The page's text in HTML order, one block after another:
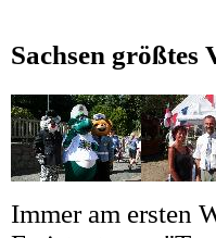
Sachsen größtes
Immer am ersten